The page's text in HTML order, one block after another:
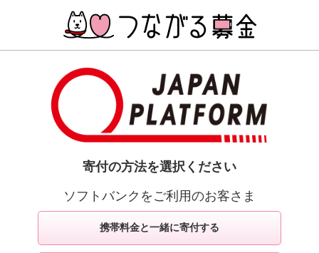
寄付の方法を選択ください
ソフトバンクをご利用のお客さま
携帯料金と一緒に寄付する